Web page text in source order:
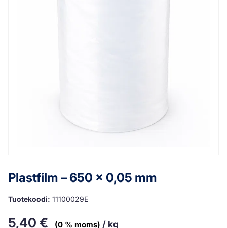
Plastfilm – 650 x 0,05 mm
Tuotekoodi: 11100029E
5,40 € (0 % moms) / kg